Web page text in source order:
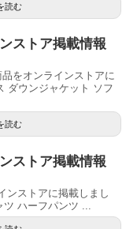
読む
ストア掲載情報
をオンラインストアに
ダウンジャケット ソフ
読む
ストア掲載情報
ンストアに掲載しまし
ハーフパンツ ...